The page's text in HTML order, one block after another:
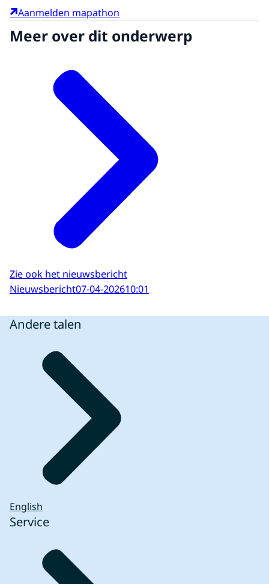
Aanmelden mapathon
Meer over dit onderwerp
Zie ook het nieuwsbericht
Nieuwsbericht07-04-202610:01
Andere talen
English
Service